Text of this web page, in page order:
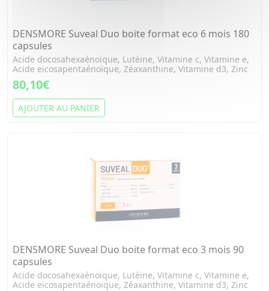
DENSMORE Suveal Duo boite format eco 6 mois 180
capsules
Acide docosahexaénoïque, Lutéine, Vitamine c, Vitamine e,
Acide eicosapentaénoïque, Zéaxanthine, Vitamine d3, Zinc
80,10€
AJOUTER AU PANIER
DENSMORE Suveal Duo boite format eco 3 mois 90
capsules
Acide docosahexaénoïque, Lutéine, Vitamine c, Vitamine e,
Acide eicosapentaénoïque, Zéaxanthine, Vitamine d3, Zinc